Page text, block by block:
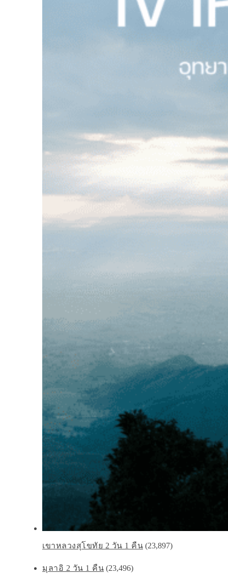
เขาหลวงสุโขทัย 2 วัน 1 คืน (23,897)
มุลาอิ 2 วัน 1 คืน (23,496)